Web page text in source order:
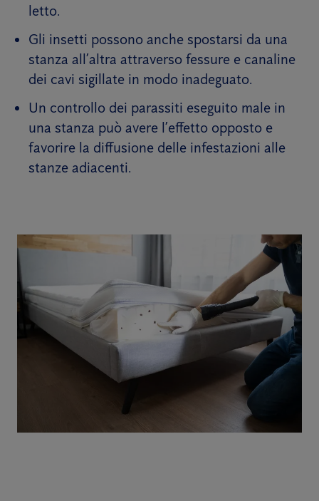
letto.
Gli insetti possono anche spostarsi da una
stanza all’altra attraverso fessure e canaline
dei cavi sigillate in modo inadeguato.
Un controllo dei parassiti eseguito male in
una stanza può avere l’effetto opposto e
favorire la diffusione delle infestazioni alle
stanze adiacenti.